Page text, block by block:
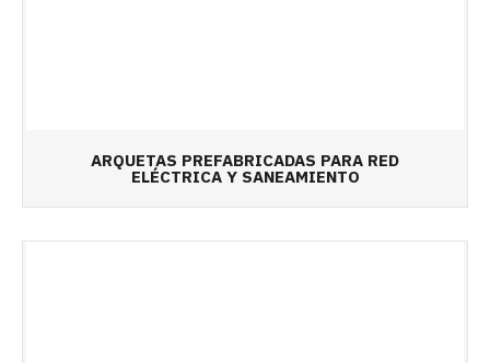
ARQUETAS PREFABRICADAS PARA RED
ELÉCTRICA Y SANEAMIENTO